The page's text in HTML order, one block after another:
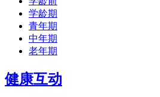
学龄期
青年期
中年期
老年期
健康互动